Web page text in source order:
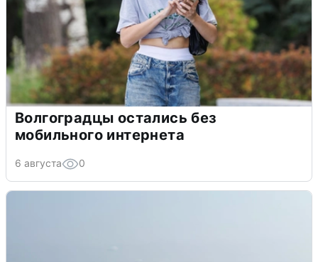
Волгоградцы остались без
мобильного интернета
6 августа 0